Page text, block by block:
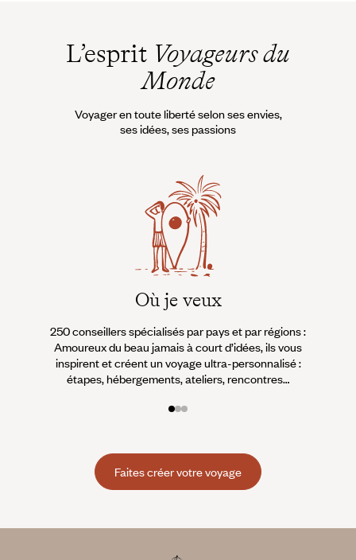
L’esprit Voyageurs du
Monde
Voyager en toute liberté selon ses envies,
ses idées, ses passions
Où je veux
250 conseillers spécialisés par pays et par régions :
Amoureux du beau jamais à court d’idées, ils vous
inspirent et créent un voyage ultra-personnalisé :
étapes, hébergements, ateliers, rencontres…
Faites créer votre voyage